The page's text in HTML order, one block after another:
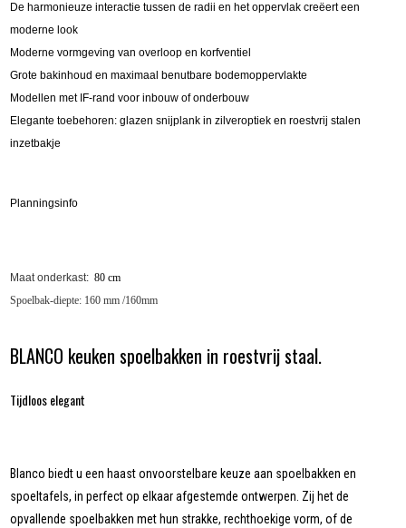
De harmonieuze interactie tussen de radii en het oppervlak creëert een
moderne look
Moderne vormgeving van overloop en korfventiel
Grote bakinhoud en maximaal benutbare bodemoppervlakte
Modellen met IF-rand voor inbouw of onderbouw
Elegante toebehoren: glazen snijplank in zilveroptiek en roestvrij stalen
inzetbakje
Planningsinfo
Maat onderkast: 80 cm
Spoelbak-diepte: 160 mm /160mm
BLANCO keuken spoelbakken in roestvrij staal.
Tijdloos elegant
Blanco biedt u een haast onvoorstelbare keuze aan spoelbakken en
spoeltafels, in perfect op elkaar afgestemde ontwerpen. Zij het de
opvallende spoelbakken met hun strakke, rechthoekige vorm, of de